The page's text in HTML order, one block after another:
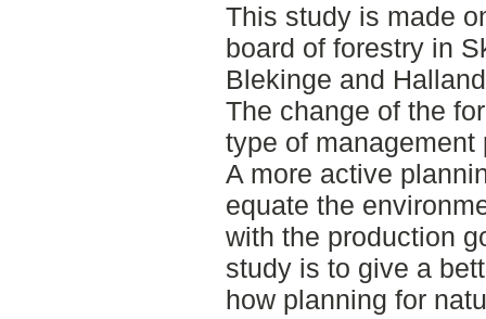
This study is made
board of forestry in
Blekinge and
The change of the
type of management
A more active
equate the
with the production
study is to give a
how planning for